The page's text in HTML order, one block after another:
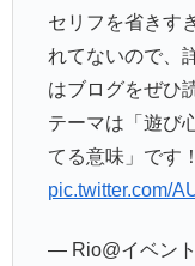
セリフを省きす
れてないので、
はブログをぜひ
テーマは「遊び
てる意味」です！
pic.twitter.com/
— Rio@イベン